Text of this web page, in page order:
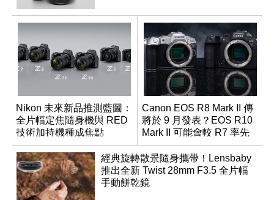
Nikon 未來新品推測藍圖：
全片幅定焦隨身機與 RED
技術加持機種成焦點
Canon EOS R8 Mark II 傳
將於 9 月發表？EOS R10
Mark II 可能會較 R7 率先
推出
經典旋轉散景隨身攜帶！Lensbaby
推出全新 Twist 28mm F3.5 全片幅
手動餅乾鏡